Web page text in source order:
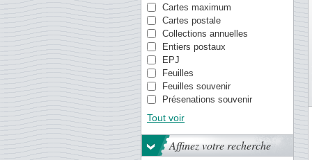
Cartes maximum
Cartes postale
Collections annuelles
Entiers postaux
EPJ
Feuilles
Feuilles souvenir
Présenations souvenir
Timbres / séries
Tout voir
Affinez votre recherche